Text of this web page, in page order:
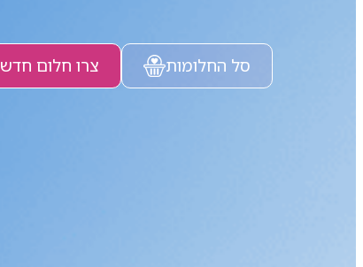
סל החלומות צרו חלום חדש